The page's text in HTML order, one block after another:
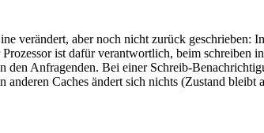
verändert, aber noch nicht zurück geschrieben:
ist dafür verantwortlich, beim schreiben
Anfragenden. Bei einer Schreib-
Caches ändert sich nichts (Zustand bleibt